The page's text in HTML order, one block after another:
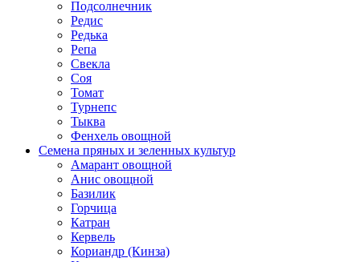
Подсолнечник
Редис
Редька
Репа
Свекла
Соя
Томат
Турнепс
Тыква
Фенхель овощной
Семена пряных и зеленных культур
Амарант овощной
Анис овощной
Базилик
Горчица
Катран
Кервель
Кориандр (Кинза)